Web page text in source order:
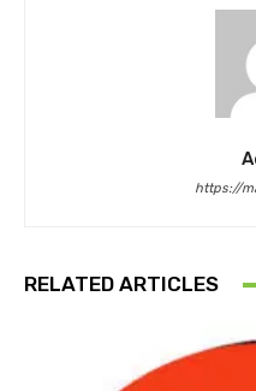
https://
RELATED ARTICLES